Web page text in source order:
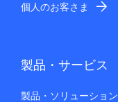
個人のお客さま
製品・サービス
製品・ソリューション